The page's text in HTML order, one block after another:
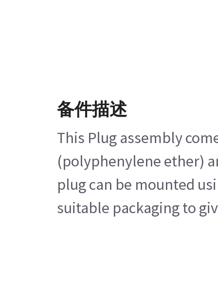
备件描述
This Plug assembly
(polyphenylene ether)
plug can be mounted
suitable packaging to